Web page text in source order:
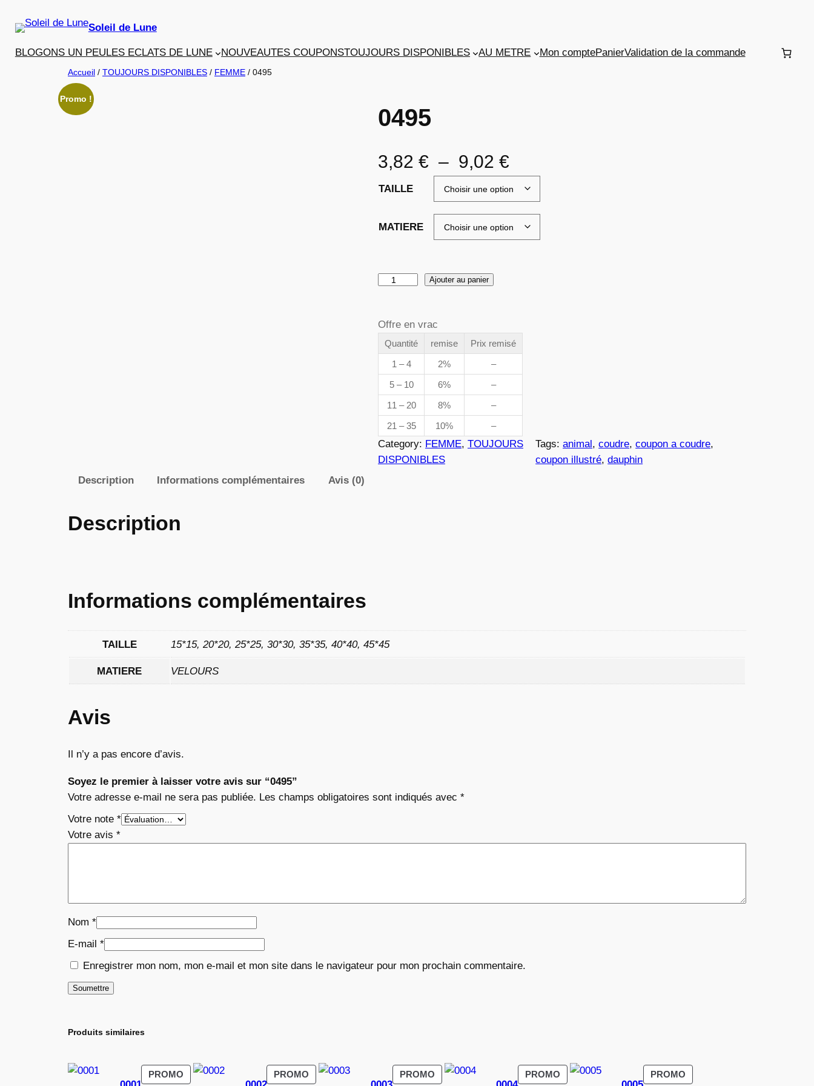
Soleil de Lune
BLOGONS UN PEU LES ECLATS DE LUNE NOUVEAUTES COUPONSTOUJOURS DISPONIBLES AU METRE Mon comptePanierValidation de la commande
Accueil / TOUJOURS DISPONIBLES / FEMME / 0495
Promo !
0495
3,82 € – 9,02 €P
l
a
g
p
r
x
€
à
€
TAILLE
MATIERE
n
t
0
4
Ajouter au panier
Offre en vrac
Quantité remise
Prix remisé
1 – 4
2%
–
5 – 10
6%
–
11 – 20
8%
–
21 – 35
10% –
Category: FEMME, TOUJOURS
DISPONIBLES
Tags:animal, coudre, coupon a coudre
coupon illustré, dauphin
Description
Informations complémentaires Avis (0)
Description
Informations complémentaires
TAILLE 15*15, 20*20, 25*25, 30*30, 35*35, 40*40, 45*45
MATIERE VELOURS
Avis
Il n’y a pas encore d’avis.
Soyez le premier à laisser votre avis sur “0495”
Votre adresse e-mail ne sera pas publiée. Les champs obligatoires sont indiqués avec *
Votre note *
Votre avis *
Nom *
E-mail *
Enregistrer mon nom, mon e-mail et mon site dans le navigateur pour mon prochain commentaire.
Produits similaires
PROMO PRODUIT
PROMO PRODUIT
PROMOPRODUIT
PROMOPRODUIT
PROMOPRODUIT